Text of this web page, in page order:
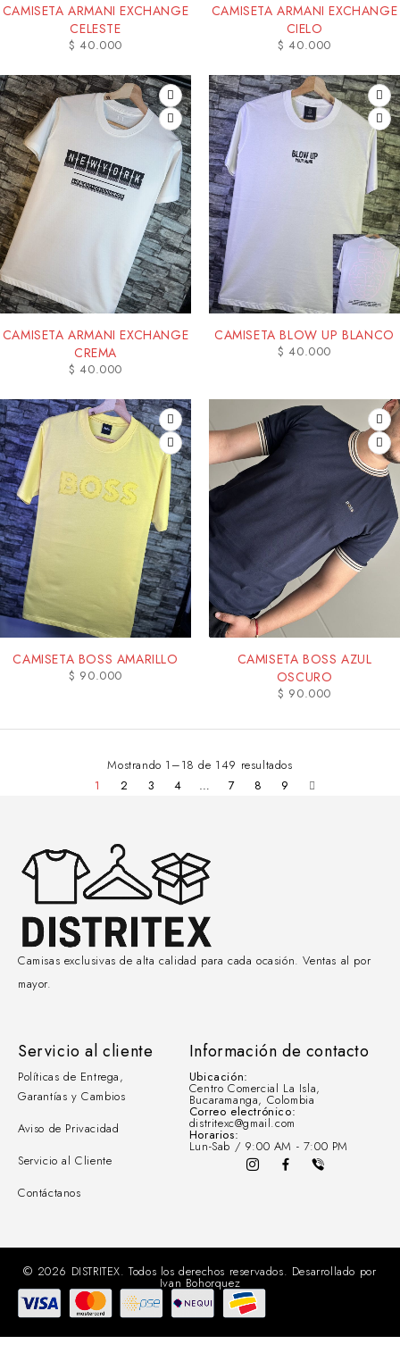
CAMISETA ARMANI EXCHANGE
CELESTE
$ 40.000
CAMISETA ARMANI EXCHANGE
CIELO
$ 40.000
CAMISETA ARMANI EXCHANGE
CREMA
$ 40.000
CAMISETA BLOW UP BLANCO
$ 40.000
CAMISETA BOSS AMARILLO
$ 90.000
CAMISETA BOSS AZUL
OSCURO
$ 90.000
Mostrando 1–18 de 149 resultados
1
2 3 4 … 7 8 9
Camisas exclusivas de alta calidad para cada ocasión. Ventas al por
mayor.
Servicio al cliente
Políticas de Entrega,
Garantías y Cambios
Aviso de Privacidad
Servicio al Cliente
Contáctanos
Información de contacto
Ubicación:
Centro Comercial La Isla,
Bucaramanga, Colombia
Correo electrónico:
distritexc@gmail.com
Horarios:
Lun-Sab / 9:00 AM - 7:00 PM
© 2026 DISTRITEX. Todos los derechos reservados. Desarrollado por
Ivan Bohorquez